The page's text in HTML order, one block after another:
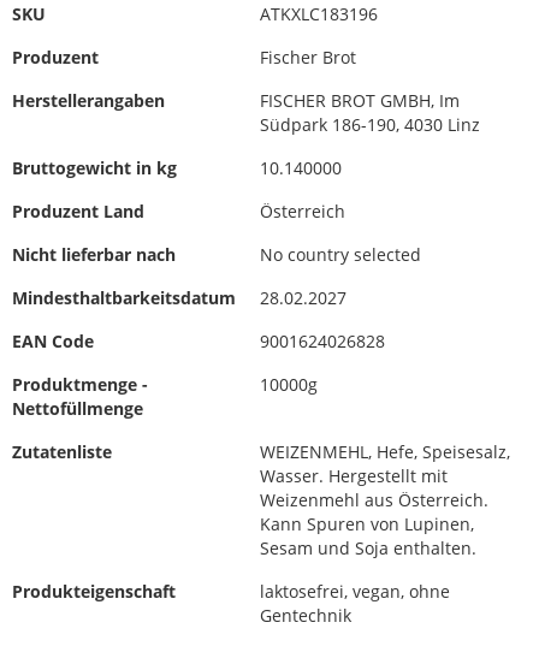
SKU
ATKXLC183196
Produzent
Fischer Brot
Herstellerangaben
FISCHER BROT GMBH, Im
Südpark 186-190, 4030 Linz
Bruttogewicht in kg
10.140000
Produzent Land
Österreich
Nicht lieferbar nach
No country selected
Mindesthaltbarkeitsdatum
28.02.2027
EAN Code
9001624026828
Produktmenge -
Nettofüllmenge
10000g
Zutatenliste
WEIZENMEHL, Hefe, Speisesalz,
Wasser. Hergestellt mit
Weizenmehl aus Österreich.
Kann Spuren von Lupinen,
Sesam und Soja enthalten.
Produkteigenschaft
laktosefrei, vegan, ohne
Gentechnik